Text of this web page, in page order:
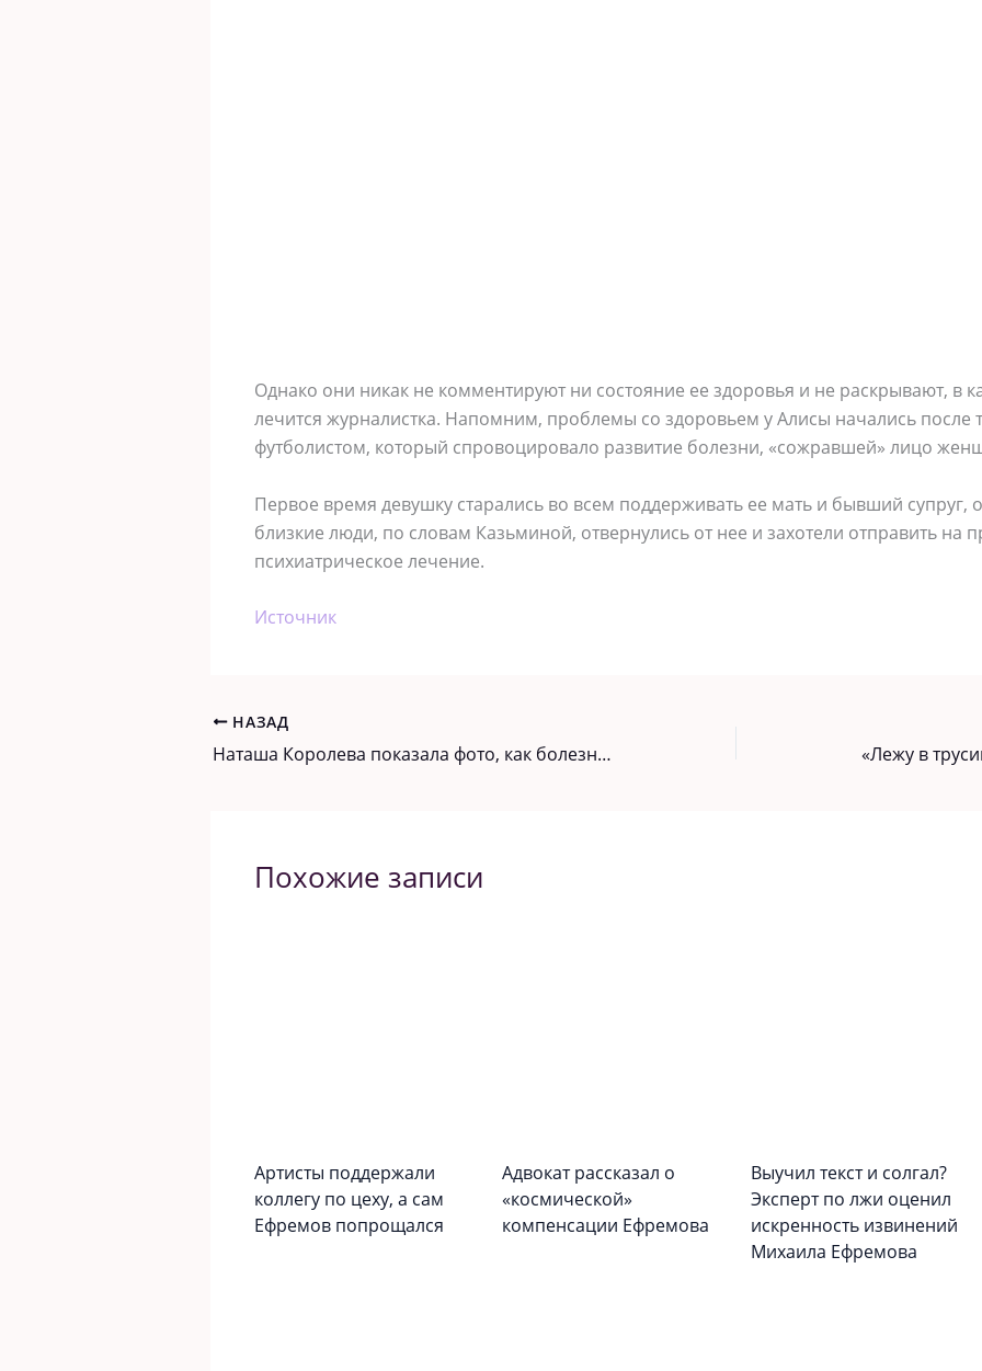
Однако они никак не комментируют ни состояние ее здоровья и не раскрывают, в
лечится журналистка. Напомним, проблемы со здоровьем у Алисы начались после
футболистом, который спровоцировало развитие болезни, «сожравшей» лицо
Первое время девушку старались во всем поддерживать ее мать и бывший супруг,
близкие люди, по словам Казьминой, отвернулись от нее и захотели отправить на
психиатрическое лечение.
Источник
НАЗАД
Наташа Королева показала фото, как болезнь изуродовала ее тело
Похожие записи
Артисты поддержали
коллегу по цеху, а сам
Ефремов попрощался
Адвокат рассказал о
«космической»
компенсации Ефремова
Выучил текст и солгал?
Эксперт по лжи оценил
искренность извинений
Михаила Ефремова